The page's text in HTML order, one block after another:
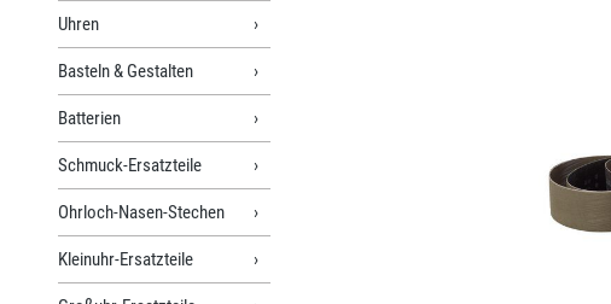
Uhren
Basteln & Gestalten
Batterien
Schmuck-Ersatzteile
Ohrloch-Nasen-Stechen
Kleinuhr-Ersatzteile